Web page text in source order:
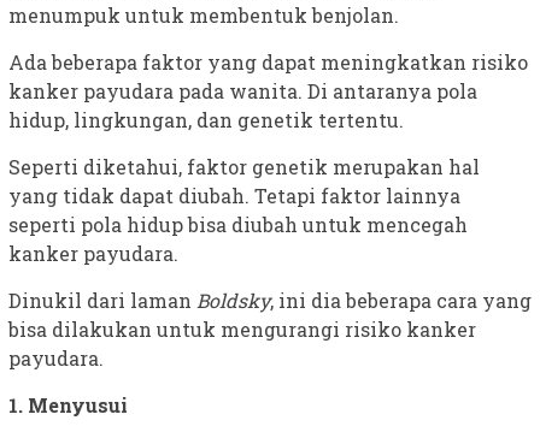
menumpuk untuk membentuk benjolan.
Ada beberapa faktor yang dapat meningkatkan risiko
kanker payudara pada wanita. Di antaranya pola
hidup, lingkungan, dan genetik tertentu.
Seperti diketahui, faktor genetik merupakan hal
yang tidak dapat diubah. Tetapi faktor lainnya
seperti pola hidup bisa diubah untuk mencegah
kanker payudara.
Dinukil dari laman Boldsky, ini dia beberapa cara yang
bisa dilakukan untuk mengurangi risiko kanker
payudara.
1. Menyusui